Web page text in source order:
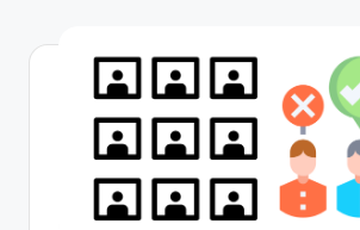
sacred"
Charles
Preswitch